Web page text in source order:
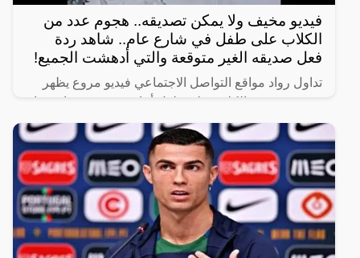
فيديو مخيف ولا يمكن تصديقه.. هجوم عدد من
الكلاب على طفل في شارع عام.. شاهد ردة
فعل صديقه الغير متوقعة والتي أدهشت الجميع!
تداول رواد مواقع التواصل الاجتماعي فيديو مروع يظهر
هجوم عدد من الكلاب على طفل أثناء سيره في شارع عام
برفقة صديقه.